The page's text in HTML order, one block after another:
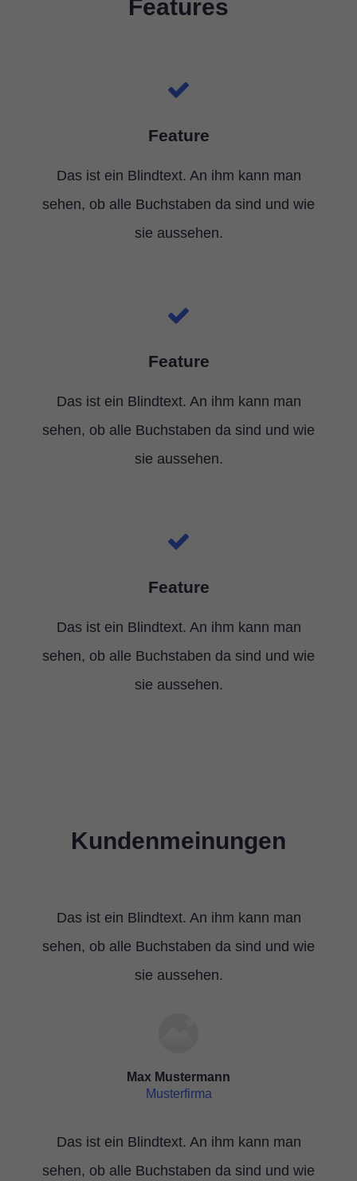
Features
Feature
Das ist ein Blindtext. An ihm kann man
sehen, ob alle Buchstaben da sind und wie
sie aussehen.
Feature
Das ist ein Blindtext. An ihm kann man
sehen, ob alle Buchstaben da sind und wie
sie aussehen.
Feature
Das ist ein Blindtext. An ihm kann man
sehen, ob alle Buchstaben da sind und wie
sie aussehen.
Kundenmeinungen
Das ist ein Blindtext. An ihm kann man
sehen, ob alle Buchstaben da sind und wie
sie aussehen.
Max Mustermann
Musterfirma
Das ist ein Blindtext. An ihm kann man
sehen, ob alle Buchstaben da sind und wie